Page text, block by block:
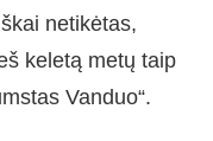
netikėtas,
keletą metų taip
Vanduo“.